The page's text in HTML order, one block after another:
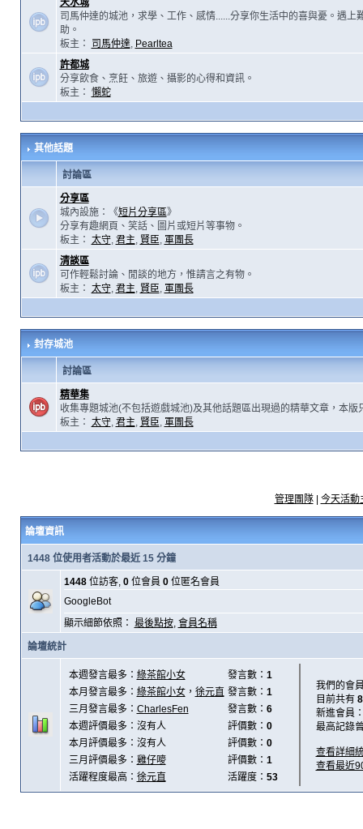
天水城
司馬仲達的城池，求學、工作、感情......分享你生活中的喜與憂。遇上
助。
板主：
司馬仲達, Pearltea
許都城
分享飲食、烹飪、旅遊、攝影的心得和資訊。
板主： 懶蛇
其他話題
討論區
分享區
城內設施：《短片分享區》
分享有趣網頁、笑話、圖片或短片等事物。
板主： 太守, 君主, 賢臣, 軍團長
清談區
可作輕鬆討論、閒談的地方，惟請言之有物。
板主： 太守, 君主, 賢臣, 軍團長
封存城池
討論區
精華集
收集專題城池(不包括遊戲城池)及其他話題區出現過的精華文章，本版
板主： 太守, 君主, 賢臣, 軍團長
管理團隊| 今天活動
論壇資訊
1448 位使用者活動於最近 15 分鐘
1448位訪客, 0位會員 0位匿名會員
GoogleBot
顯示細節依照： 最後點按, 會員名稱
論壇統計
本週發言最多： 綠茶館小女 發言數： 1
本月發言最多： 綠茶館小女， 徐元直 發言數： 1
三月發言最多： CharlesFen 發言數： 6
本週評價最多：沒有人
評價數： 0
本月評價最多：沒有人
評價數： 0
三月評價最多： 雞仔嘜 評價數： 1
活躍程度最高： 徐元直 活躍度： 53
我們的會
目前共有
新進會員
最高記錄
查看詳細
查看最近